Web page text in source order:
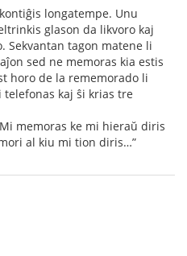
longatempe. Unu
glason da likvoro kaj
Sekvantan tagon matene li
sed ne memoras kia estis
horo de la rememorado li
telefonas kaj ŝi krias tre
memoras ke mi hieraŭ diris
al kiu mi tion diris…”